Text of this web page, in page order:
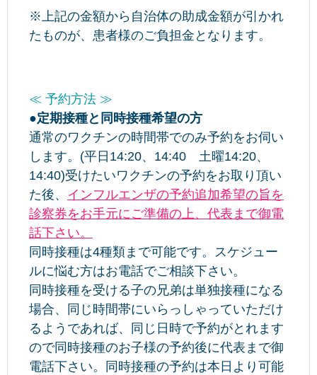
※上記の金額から自治体の助成金額が引かれ
たものが、患者様のご負担金となります。
≪ 予約方法 ≫
●定期接種と同時接種希望の方
通常のワクチンの時間帯でのみ予約をお伺い
します。(平日14:20、14:40 土曜14:20、
14:40)受けたいワクチンの予約をお取り頂い
た後、 インフルエンザの予約追加希望の旨を
診察券をお手元にご準備の上、代表まで御電
話下さい。
同時接種は4種類まで可能です。スケジュー
ルに悩む方はお電話でご相談下さい。
同時接種を受ける子の兄弟は単独接種になる
場合、同じ時間帯にいらっしゃっていただけ
るようであれば、同じ日時で予約がとれます
ので同時接種のお子様の予約後に代表まで御
電話下さい。同時接種の予約は本日より可能